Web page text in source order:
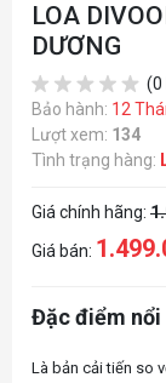
LOA
DƯƠNG
(0
Bảo hành: 12
Lượt xem: 134
Tình trạng hàng:
Giá chính hãng:
Giá bán:
Đặc điểm nổi
Là bản cải tiến so